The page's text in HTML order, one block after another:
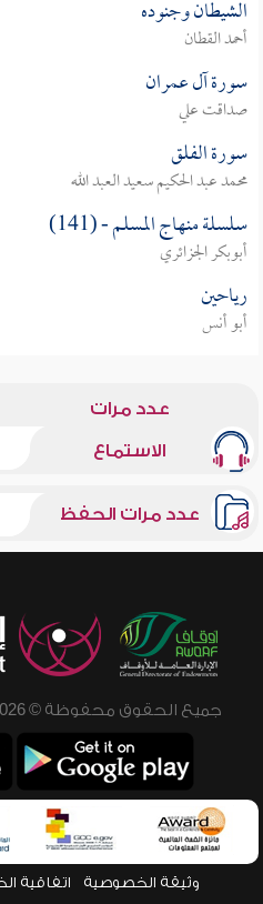
الشيطان وجنوده
أحمد القطان
سورة آل عمران
صداقت علي
سورة الفلق
محمد عبد الحكيم سعيد العبد الله
سلسلة منهاج المسلم - (141)
أبوبكر الجزائري
رياحين
أبو أنس
عدد مرات
الاستماع
عدد مرات الحفظ
جميع الحقوق محفوظة © 2026 - 1998 لشبكة إسلام ويب
وثيقة الخصوصية اتفاقية